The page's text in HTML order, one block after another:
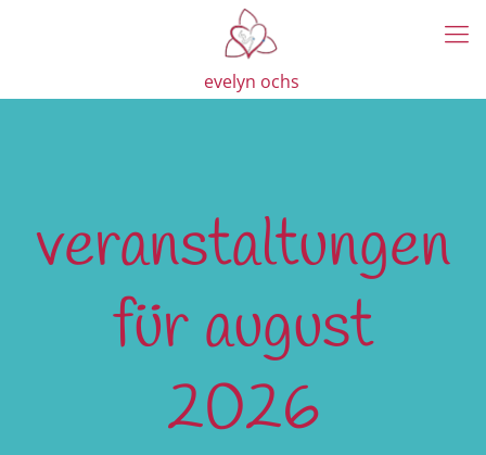
evelyn ochs
veranstaltungen
für august
2026